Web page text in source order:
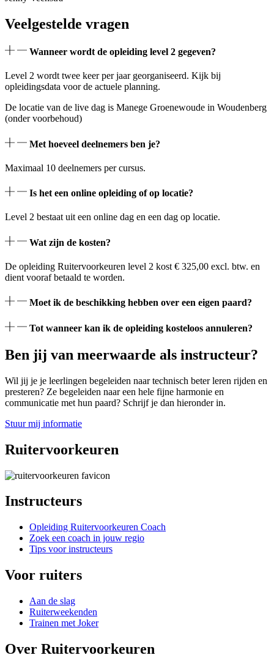
Veelgestelde vragen
Wanneer wordt de opleiding level 2 gegeven?
Level 2 wordt twee keer per jaar georganiseerd. Kijk bij
opleidingsdata voor de actuele planning.
De locatie van de live dag is Manege Groenewoude in Woudenberg
(onder voorbehoud)
Met hoeveel deelnemers ben je?
Maximaal 10 deelnemers per cursus.
Is het een online opleiding of op locatie?
Level 2 bestaat uit een online dag en een dag op locatie.
Wat zijn de kosten?
De opleiding Ruitervoorkeuren level 2 kost € 325,00 excl. btw. en
dient vooraf betaald te worden.
Moet ik de beschikking hebben over een eigen paard?
Tot wanneer kan ik de opleiding kosteloos annuleren?
Ben jij van meerwaarde als instructeur?
Wil jij je je leerlingen begeleiden naar technisch beter leren rijden en
presteren? Ze begeleiden naar een hele fijne harmonie en
communicatie met hun paard? Schrijf je dan hieronder in.
Stuur mij informatie
Ruitervoorkeuren
Instructeurs
Opleiding Ruitervoorkeuren Coach
Zoek een coach in jouw regio
Tips voor instructeurs
Voor ruiters
Aan de slag
Ruiterweekenden
Trainen met Joker
Over Ruitervoorkeuren